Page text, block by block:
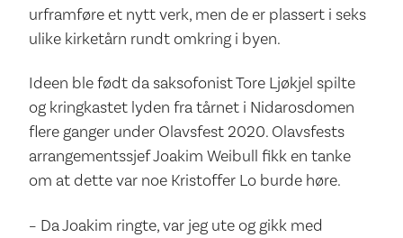
urframføre et nytt verk, men de er plassert i seks
ulike kirketårn rundt omkring i byen.
Ideen ble født da saksofonist Tore Ljøkjel spilte
og kringkastet lyden fra tårnet i Nidarosdomen
flere ganger under Olavsfest 2020. Olavsfests
arrangementssjef Joakim Weibull fikk en tanke
om at dette var noe Kristoffer Lo burde høre.
– Da Joakim ringte, var jeg ute og gikk med